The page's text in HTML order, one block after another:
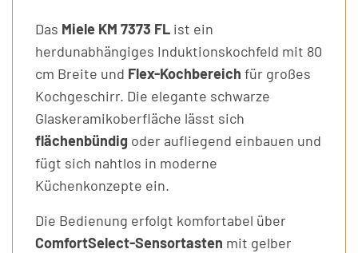
Das Miele KM 7373 FL ist ein
herdunabhängiges Induktionskochfeld mit 80
cm Breite und Flex-Kochbereich für großes
Kochgeschirr. Die elegante schwarze
Glaskeramikoberfläche lässt sich
flächenbündig oder aufliegend einbauen und
fügt sich nahtlos in moderne
Küchenkonzepte ein.
Die Bedienung erfolgt komfortabel über
ComfortSelect-Sensortasten mit gelber